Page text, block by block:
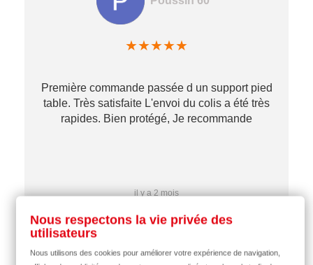
★★★★★
Première commande passée d un support pied
table. Très satisfaite L'envoi du colis a été très
rapides. Bien protégé, Je recommande
il y a 2 mois
Nous respectons la vie privée des
utilisateurs
Nous utilisons des cookies pour améliorer votre expérience de navigation,